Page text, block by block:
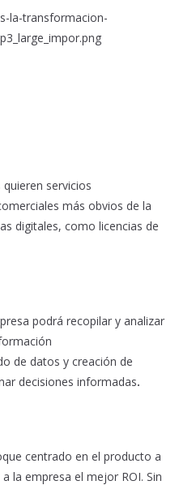
la-transformacion-
servicios
más obvios de la
digitales, como licencias de
podrá recopilar y analizar
de datos y creación de
decisiones informadas.
centrado en el producto a
la empresa el mejor ROI. Sin